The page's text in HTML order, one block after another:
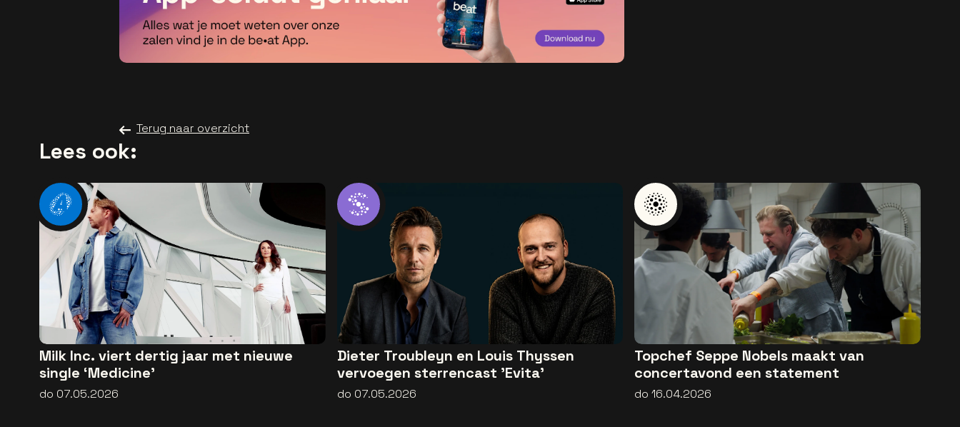
Terug naar overzicht
Lees ook:
Milk Inc. viert dertig jaar met nieuwe
single ‘Medicine’
do 07.05.2026
Dieter Troubleyn en Louis Thyssen
vervoegen sterrencast 'Evita'
do 07.05.2026
Topchef Seppe Nobels maakt van
concertavond een statement
do 16.04.2026